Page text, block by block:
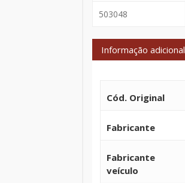
503048
Informação adicional
Cód. Original
Fabricante
Fabricante
veículo